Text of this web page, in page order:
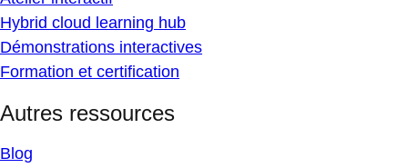
Hybrid cloud learning hub
Démonstrations interactives
Formation et certification
Autres ressources
Blog